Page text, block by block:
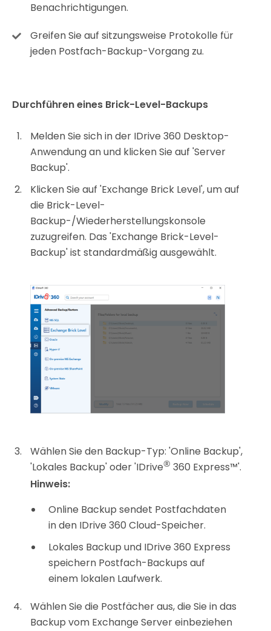
Benachrichtigungen.
Greifen Sie auf sitzungsweise Protokolle für
jeden Postfach-Backup-Vorgang zu.
Durchführen eines Brick-Level-Backups
Melden Sie sich in der IDrive 360 Desktop-
Anwendung an und klicken Sie auf 'Server
Backup'.
Klicken Sie auf 'Exchange Brick Level', um auf
die Brick-Level-
Backup-/Wiederherstellungskonsole
zuzugreifen. Das 'Exchange Brick-Level-
Backup' ist standardmäßig ausgewählt.
Wählen Sie den Backup-Typ: 'Online Backup',
'Lokales Backup' oder 'IDrive® 360 Express™'.
Hinweis:
Online Backup sendet Postfachdaten
in den IDrive 360 Cloud-Speicher.
Lokales Backup und IDrive 360 Express
speichern Postfach-Backups auf
einem lokalen Laufwerk.
Wählen Sie die Postfächer aus, die Sie in das
Backup vom Exchange Server einbeziehen